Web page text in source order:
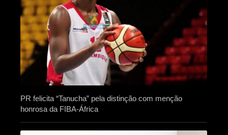
PR felicita “Tanucha” pela distinção com menção
honrosa da FIBA-África